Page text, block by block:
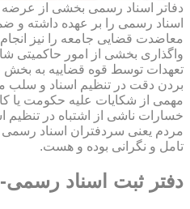
دفاتر اسناد رسمی بخشی از عرضه
اسناد رسمی را بر عهده داشته و
معاضدت قضایی جامعه را نیز
واگذاری بخشی از امور حاکمیتی
تعهدات توسط قوه قضاییه به
بردن دقت در تنظیم اسناد و سلب
مهمی از شکایات علیه حکومت یا
خسارات ناشی از اشتباه در
مردم یعنی سردفتران اسناد
تامل و نگرانی بوده و هست.
دفتر ثبت اسناد رسمی-